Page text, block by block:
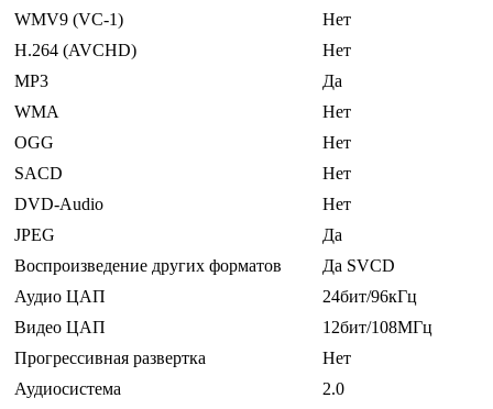
WMV9 (VC-1)
Нет
H.264 (AVCHD)
Нет
MP3
Да
WMA
Нет
OGG
Нет
SACD
Нет
DVD-Audio
Нет
JPEG
Да
Воспроизведение других форматов
Да SVCD
Аудио ЦАП
24бит/96кГц
Видео ЦАП
12бит/108МГц
Прогрессивная развертка
Нет
Аудиосистема
2.0